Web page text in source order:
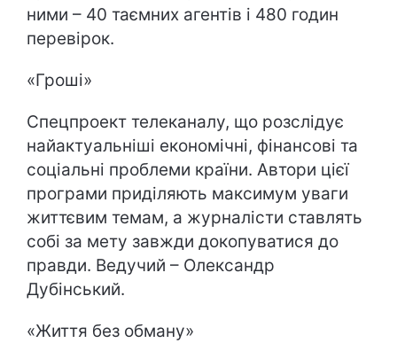
ними – 40 таємних агентів і 480 годин
перевірок.
«Гроші»
Спецпроект телеканалу, що розслідує
найактуальніші економічні, фінансові та
соціальні проблеми країни. Автори цієї
програми приділяють максимум уваги
життєвим темам, а журналісти ставлять
собі за мету завжди докопуватися до
правди. Ведучий – Олександр
Дубінський.
«Життя без обману»